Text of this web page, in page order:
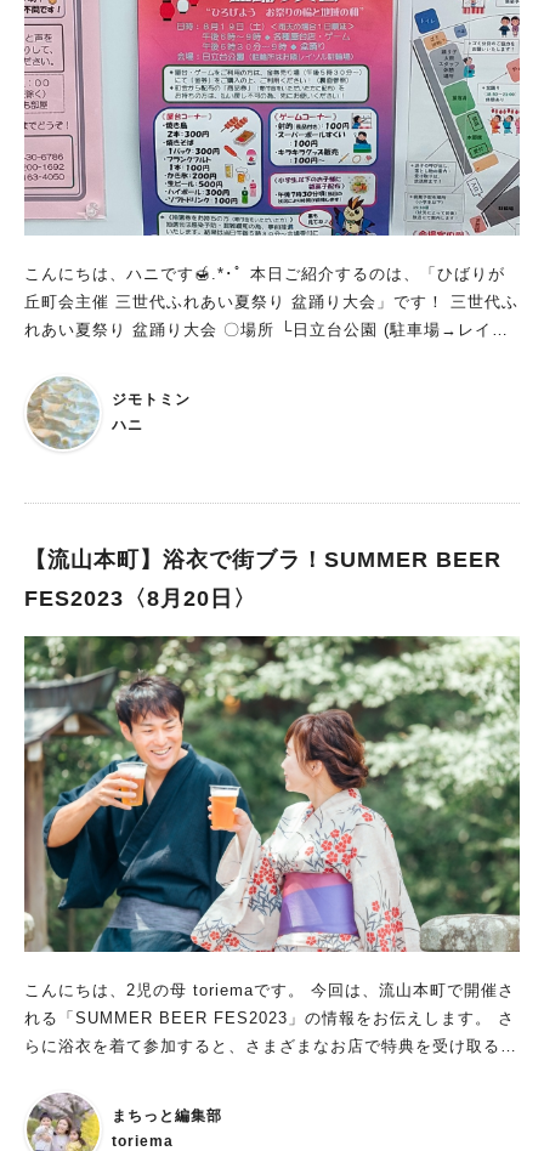
こんにちは、ハニです🍯.*･ﾟ 本日ご紹介するのは、「ひばりが
丘町会主催 三世代ふれあい夏祭り 盆踊り大会」です！ 三世代ふ
れあい夏祭り 盆踊り大会 〇場所 └日立台公園 (駐車場→レイソ
0～21:00 〈スケジュール〉 17:00～18:30(&盆踊り休憩時間) 太
鼓を自由に叩いてOK！ 17:30～ 金券販売 18:00～21:00 各種
屋台店・ゲーム 18:30～21:00 盆踊り 19:30頃 小学生以下のお
￥500 ・ハイボール ￥300 ・ソフトドリンク ￥100 〈ゲームコ
0 ・キラキラグッズ販売 ￥100～ 屋台やゲームを利用の方は金
券売り場 (17:30～)にて金券を購入の上、利用することができま
す！ ポスターの裏面↓に会場案内図があるのでこちらをご覧下さ
い！ 最後までご覧いただき、ありがとうございました！
ジモトミン
ハニ
【流山本町】浴衣で街ブラ！SUMMER BEER
FES2023〈8月20日〉
こんにちは、2児の母 toriemaです。 今回は、流山本町で開催さ
れる「SUMMER BEER FES2023」の情報をお伝えします。 さ
らに浴衣を着て参加すると、さまざまなお店で特典を受け取るこ
の流山本町を街ブラしてみてはいかがでしょう。
まちっと編集部
toriema